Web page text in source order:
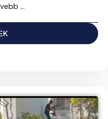
...